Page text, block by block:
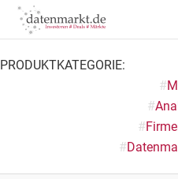
Skip
PRODUKTKATEGORIE:
#
#
#
#